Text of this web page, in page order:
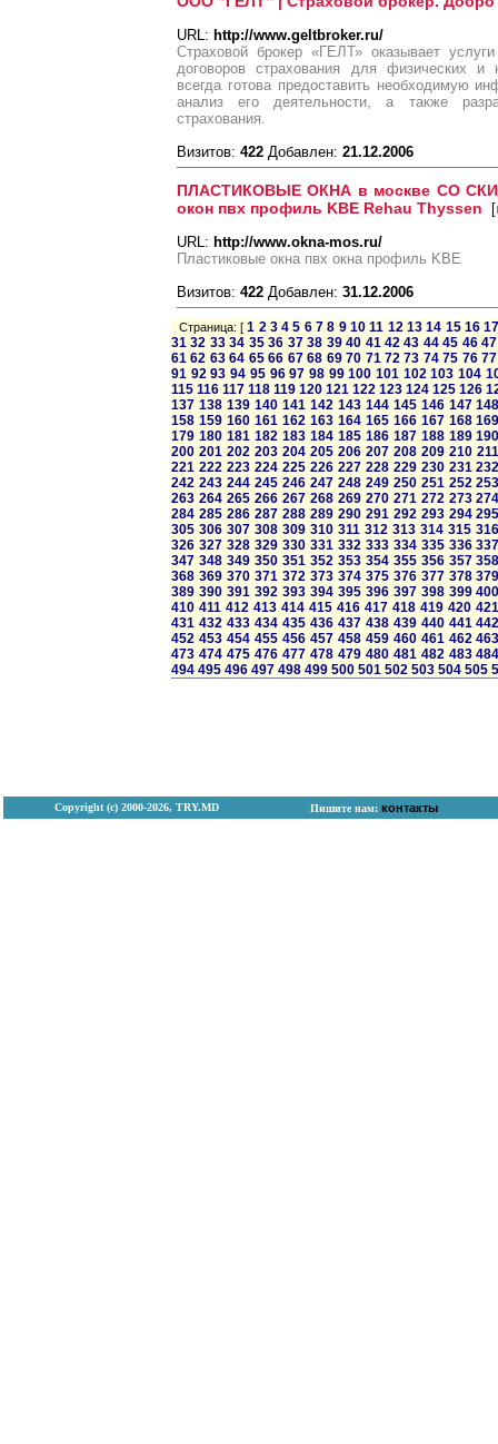
URL: http://www.geltbroker.ru/
Страховой брокер «ГЕЛТ» оказывает
договоров страхования для физических
всегда готова предоставить необходимую
анализ его деятельности, а также
страхования.
Визитов: 422 Добавлен: 21.12.2006
ПЛАСТИКОВЫЕ ОКНА в москве СО
окон пвх профиль KBE Rehau Thyssen [
URL: http://www.okna-mos.ru/
Пластиковые окна пвх окна профиль KBE
Визитов: 422 Добавлен: 31.12.2006
Страница: [1 2 3 4 5 6 7 8 9 10 11 12 13 14 15 16
31 32 33 34 35 36 37 38 39 40 41 42 43 44 45 46 47
61 62 63 64 65 66 67 68 69 70 71 72 73 74 75 76 77
91 92 93 94 95 96 97 98 99 100 101 102 103 104
115 116 117 118 119 120 121 122 123 124 125 126
137 138 139 140 141 142 143 144 145 146 147
158 159 160 161 162 163 164 165 166 167 168
179 180 181 182 183 184 185 186 187 188 189
200 201 202 203 204 205 206 207 208 209 210 211
221 222 223 224 225 226 227 228 229 230 231
242 243 244 245 246 247 248 249 250 251 252
263 264 265 266 267 268 269 270 271 272 273
284 285 286 287 288 289 290 291 292 293 294
305 306 307 308 309 310 311 312 313 314 315 316
326 327 328 329 330 331 332 333 334 335 336
347 348 349 350 351 352 353 354 355 356 357
368 369 370 371 372 373 374 375 376 377 378
389 390 391 392 393 394 395 396 397 398 399
410 411 412 413 414 415 416 417 418 419 420 421
431 432 433 434 435 436 437 438 439 440 441
452 453 454 455 456 457 458 459 460 461 462
473 474 475 476 477 478 479 480 481 482 483
494 495 496 497 498 499 500 501 502 503 504 505
Copyright (с) 2000-2026, TRY.MD Пишите нам: контакты